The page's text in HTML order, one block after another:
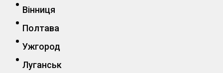
Вінниця
Полтава
Ужгород
Луганськ